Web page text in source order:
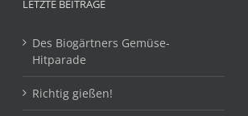
LETZTE BEITRÄGE
Des Biogärtners Gemüse-
Hitparade
Richtig gießen!